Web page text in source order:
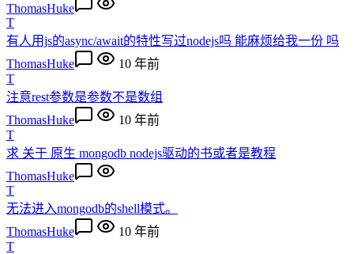
ThomasHuke
T
有人用js的async/await的特性写过nodejs吗 能麻烦给我一份 吗
ThomasHuke
10 年前
T
注意rest参数是参数不是数组
ThomasHuke
10 年前
T
求 关于 原生 mongodb nodejs驱动的书或者是教程
ThomasHuke
T
无法进入mongodb的shell模式。
ThomasHuke
10 年前
T